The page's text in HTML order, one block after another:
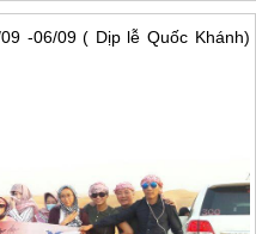
-06/09 ( Dịp lễ Quốc Khánh)